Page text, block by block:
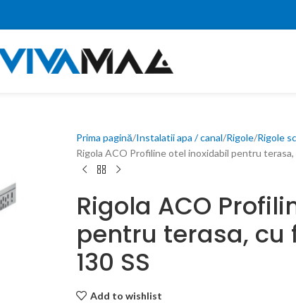
Prima pagină Instalatii apa / canal Rigole Rigole
Rigola ACO Profiline otel inoxidabil pentru terasa,
Rigola ACO
pentru terasa,
130 SS
Add to wishlist